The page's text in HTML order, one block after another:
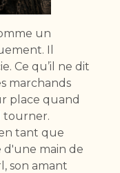
un
Il
Ce qu’il ne dit
marchands
place quand
tourner.
tant que
d'une main de
son amant